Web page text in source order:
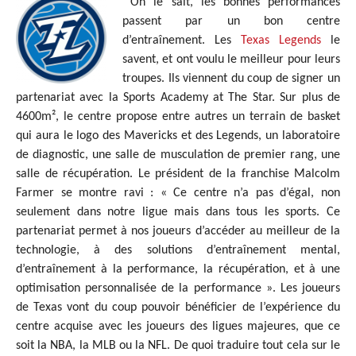
passent par un bon centre
d’entraînement. Les Texas Legends le
savent, et ont voulu le meilleur pour leurs
troupes. Ils viennent du coup de signer un
partenariat avec la Sports Academy at The Star. Sur plus de
4600m², le centre propose entre autres un terrain de basket
qui aura le logo des Mavericks et des Legends, un laboratoire
de diagnostic, une salle de musculation de premier rang, une
salle de récupération. Le président de la franchise Malcolm
Farmer se montre ravi : « Ce centre n’a pas d’égal, non
seulement dans notre ligue mais dans tous les sports. Ce
partenariat permet à nos joueurs d’accéder au meilleur de la
technologie, à des solutions d’entraînement mental,
d’entraînement à la performance, la récupération, et à une
optimisation personnalisée de la performance ». Les joueurs
de Texas vont du coup pouvoir bénéficier de l’expérience du
centre acquise avec les joueurs des ligues majeures, que ce
soit la NBA, la MLB ou la NFL. De quoi traduire tout cela sur le